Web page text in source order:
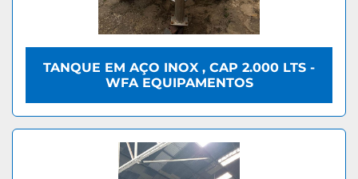
TANQUE EM AÇO INOX , CAP 2.000 LTS -
WFA EQUIPAMENTOS